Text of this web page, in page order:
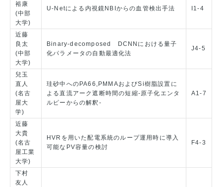
裕康
(中部
大学)
U-Netによる内視鏡NBIからの血管検出手法 I1-4
近藤
良太
(中部
大学)
Binary-decomposed DCNNにおける量子
化パラメータの自動最適化法
J4-5
兒玉
直人
(名古
屋大
学)
珪砂中へのPA66,PMMAおよびSi樹脂設置に
よる直流アーク遮断時間の短縮-原子化エンタ
ルピーからの解釈-
A1-7
近藤
大貴
(名古
屋工業
大学)
HVRを用いた配電系統のループ運用時に導入
可能なPV容量の検討
F4-3
下村
友人